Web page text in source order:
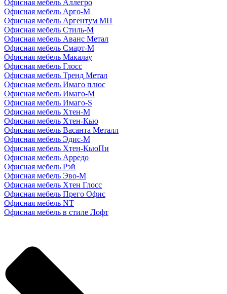
Офисная мебель Аллегро
Офисная мебель Арго-М
Офисная мебель Аргентум МП
Офисная мебель Стиль-М
Офисная мебель Аванс Метал
Офисная мебель Смарт-М
Офисная мебель Макалау
Офисная мебель Глосс
Офисная мебель Тренд Метал
Офисная мебель Имаго плюс
Офисная мебель Имаго-М
Офисная мебель Имаго-S
Офисная мебель Хтен-M
Офисная мебель Хтен-Кью
Офисная мебель Васанта Металл
Офисная мебель Эдис-M
Офисная мебель Хтен-КьюПи
Офисная мебель Арредо
Офисная мебель Рэй
Офисная мебель Эво-M
Офисная мебель Хтен Глосс
Офисная мебель Прего Офис
Офисная мебель NT
Офисная мебель в стиле Лофт